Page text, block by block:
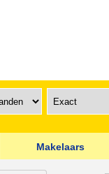
Makelaars